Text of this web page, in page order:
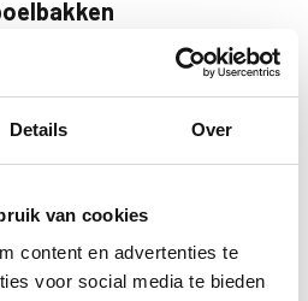
Details Over
van cookies
content en advertenties te
voor social media te bieden